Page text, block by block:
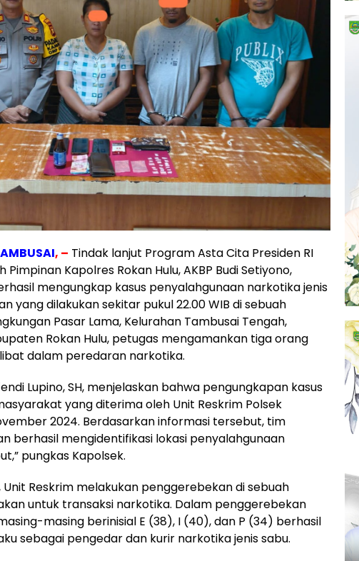
, – Tindak lanjut Program Asta Cita Presiden RI
Kapolres Rokan Hulu, AKBP Budi Setiyono,
mengungkap kasus penyalahgunaan narkotika jenis
yang dilakukan sekitar pukul 22.00 WIB di sebuah
Pasar Lama, Kelurahan Tambusai Tengah,
Rokan Hulu, petugas mengamankan tiga orang
dalam peredaran narkotika.
Lupino, SH, menjelaskan bahwa pengungkapan kasus
yang diterima oleh Unit Reskrim Polsek
2024. Berdasarkan informasi tersebut, tim
berhasil mengidentifikasi lokasi penyalahgunaan
pungkas Kapolsek.
Reskrim melakukan penggerebekan di sebuah
untuk transaksi narkotika. Dalam penggerebekan
masing berinisial E (38), I (40), dan P (34) berhasil
sebagai pengedar dan kurir narkotika jenis sabu.